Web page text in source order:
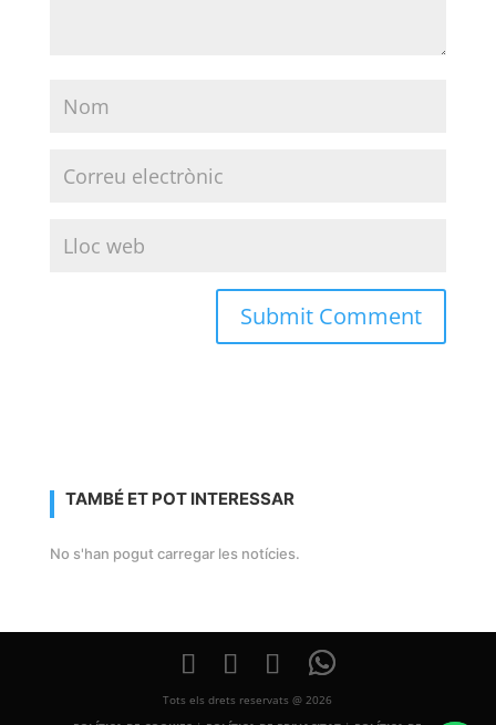
TAMBÉ ET POT INTERESSAR
No s'han pogut carregar les notícies.
Tots els drets reservats @ 2026